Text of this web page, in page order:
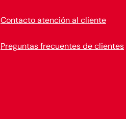
Contacto atención al cliente
Preguntas frecuentes de clientes